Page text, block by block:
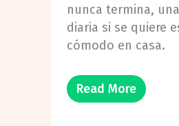
nunca termina,
diaria si se quiere
cómodo en casa.
Read More